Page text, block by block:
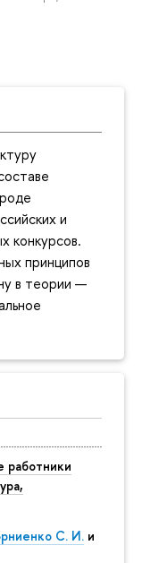
и
конкурсов.
принципов
в теории —
работники
С. И. и